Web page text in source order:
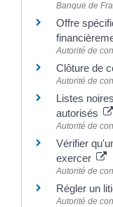
Banque de
Offre
Autorité de
Clôture de
Autorité de
Listes
autorisés
Autorité de
Vérifier
exercer
Autorité de
Régler un
Autorité de